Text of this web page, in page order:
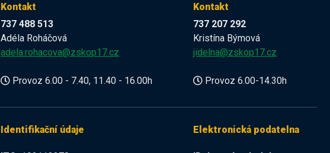
Kontakt
737 488 513
Adéla Roháčová
adela.rohacova@zskop17.cz
Provoz 6.00 - 7.40, 11.40 - 16.00h
Kontakt
737 207 292
Kristína Býmová
jidelna@zskop17.cz
Provoz 6.00-14.30h
Identifikační údaje Elektronická podatelna